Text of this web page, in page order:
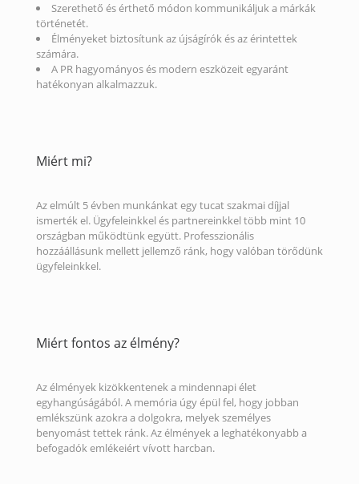
Szerethető és érthető módon kommunikáljuk a márkák
történetét.
Élményeket biztosítunk az újságírók és az érintettek
számára.
A PR hagyományos és modern eszközeit egyaránt
hatékonyan alkalmazzuk.
Miért mi?
Az elmúlt 5 évben munkánkat egy tucat szakmai díjjal
ismerték el. Ügyfeleinkkel és partnereinkkel több mint 10
országban működtünk együtt. Professzionális
hozzáállásunk mellett jellemző ránk, hogy valóban törődünk
ügyfeleinkkel.
Miért fontos az élmény?
Az élmények kizökkentenek a mindennapi élet
egyhangúságából. A memória úgy épül fel, hogy jobban
emlékszünk azokra a dolgokra, melyek személyes
benyomást tettek ránk. Az élmények a leghatékonyabb a
befogadók emlékeiért vívott harcban.